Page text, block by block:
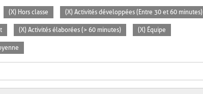
(X) Hors classe (X) Activités développées (Entre 30 et 60 minutes)
(X) Activités élaborées (> 60 minutes) (X) Équipe